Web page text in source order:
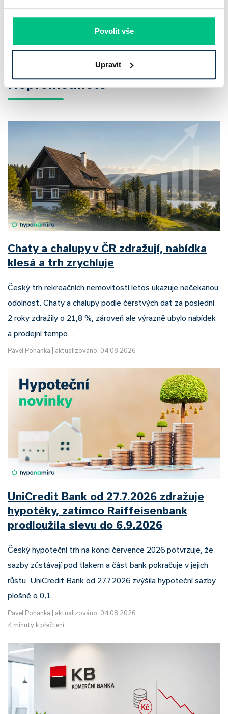
Povolit vše
Upravit
Nepřehlédněte
Chaty a chalupy v ČR zdražují, nabídka
klesá a trh zrychluje
Český trh rekreačních nemovitostí letos ukazuje nečekanou
odolnost. Chaty a chalupy podle čerstvých dat za poslední
2 roky zdražily o 21,8 %, zároveň ale výrazně ubylo nabídek
a prodejní tempo…
Pavel Pohanka aktualizováno: 04.08.2026
UniCredit Bank od 27.7.2026 zdražuje
hypotéky, zatímco Raiffeisenbank
prodloužila slevu do 6.9.2026
Český hypoteční trh na konci července 2026 potvrzuje, že
sazby zůstávají pod tlakem a část bank pokračuje v jejich
růstu. UniCredit Bank od 27.7.2026 zvýšila hypoteční sazby
plošně o 0,1…
Pavel Pohanka
aktualizováno: 04.08.2026
4 minuty k přečtení